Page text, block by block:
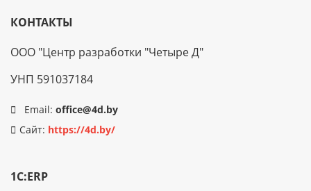
КОНТАКТЫ
ООО "Центр разработки "Четыре Д"
УНП 591037184
Email: office@4d.by
Сайт: https://4d.by/
1C:ERP